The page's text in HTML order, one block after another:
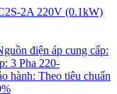
2A 220V (0.1kW)